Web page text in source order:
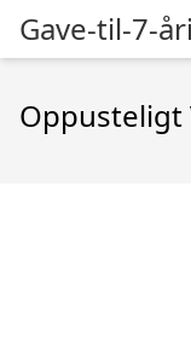
Gave-til-7-